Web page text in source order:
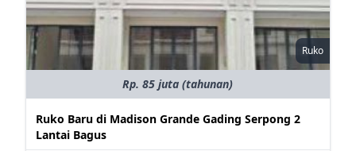
Ruko
Rp. 85 juta (tahunan)
Ruko Baru di Madison Grande Gading Serpong 2
Lantai Bagus